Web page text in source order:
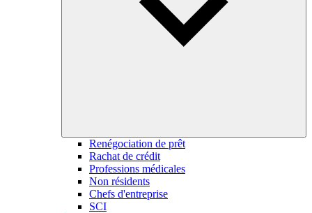
Renégociation de prêt
Rachat de crédit
Professions médicales
Non résidents
Chefs d'entreprise
SCI